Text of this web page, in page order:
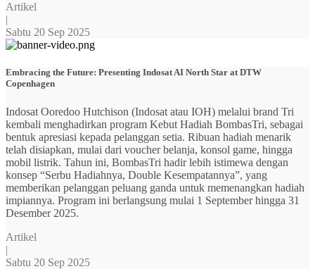
Artikel
|
Sabtu 20 Sep 2025
Embracing the Future: Presenting Indosat AI North Star at DTW
Copenhagen
Indosat Ooredoo Hutchison (Indosat atau IOH) melalui brand Tri
kembali menghadirkan program Kebut Hadiah BombasTri, sebagai
bentuk apresiasi kepada pelanggan setia. Ribuan hadiah menarik
telah disiapkan, mulai dari voucher belanja, konsol game, hingga
mobil listrik. Tahun ini, BombasTri hadir lebih istimewa dengan
konsep “Serbu Hadiahnya, Double Kesempatannya”, yang
memberikan pelanggan peluang ganda untuk memenangkan hadiah
impiannya. Program ini berlangsung mulai 1 September hingga 31
Desember 2025.
Artikel
|
Sabtu 20 Sep 2025